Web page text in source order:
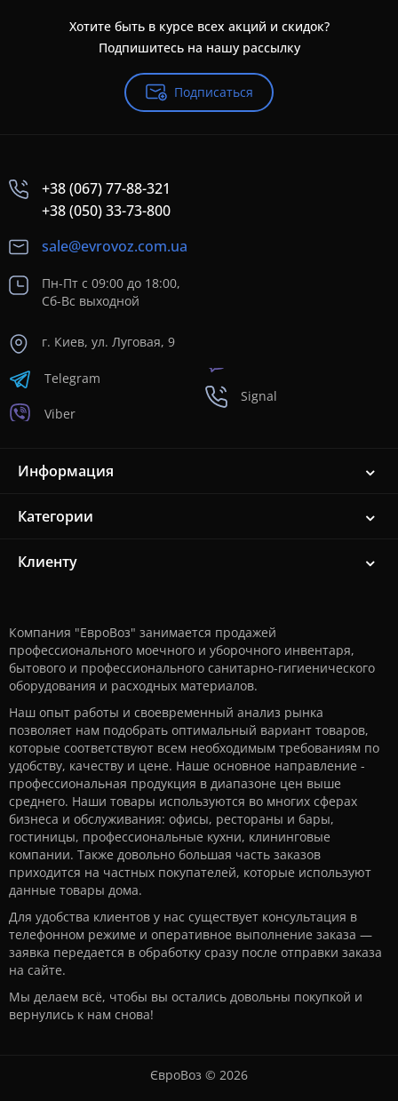
Хотите быть в курсе всех акций и скидок?
Подпишитесь на нашу рассылку
Подписаться
+38 (067) 77-88-321
+38 (050) 33-73-800
sale@evrovoz.com.ua
Пн-Пт с 09:00 до 18:00,
Сб-Вс выходной
г. Киев, ул. Луговая, 9
Telegram
Viber
Signal
Информация
Категории
Клиенту
Компания "ЕвроВоз" занимается продажей
профессионального моечного и уборочного инвентаря,
бытового и профессионального санитарно-гигиенического
оборудования и расходных материалов.
Наш опыт работы и своевременный анализ рынка
позволяет нам подобрать оптимальный вариант товаров,
которые соответствуют всем необходимым требованиям по
удобству, качеству и цене. Наше основное направление -
профессиональная продукция в диапазоне цен выше
среднего. Наши товары используются во многих сферах
бизнеса и обслуживания: офисы, рестораны и бары,
гостиницы, профессиональные кухни, клининговые
компании. Также довольно большая часть заказов
приходится на частных покупателей, которые используют
данные товары дома.
Для удобства клиентов у нас существует консультация в
телефонном режиме и оперативное выполнение заказа —
заявка передается в обработку сразу после отправки заказа
на сайте.
Мы делаем всё, чтобы вы остались довольны покупкой и
вернулись к нам снова!
ЄвроВоз © 2026